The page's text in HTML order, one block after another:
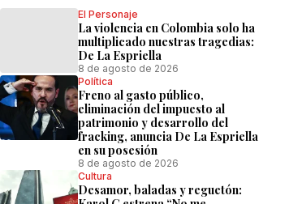
El Personaje
La violencia en Colombia solo ha
multiplicado nuestras tragedias:
De La Espriella
8 de agosto de 2026
Política
Freno al gasto público,
eliminación del impuesto al
patrimonio y desarrollo del
fracking, anuncia De La Espriella
en su posesión
8 de agosto de 2026
Cultura
Desamor, baladas y reguetón: